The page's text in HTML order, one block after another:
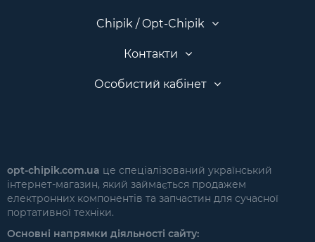
Chipik / Opt-Chipik
Контакти
Особистий кабінет
opt-chipik.com.ua це спеціалізований український
інтернет-магазин, який займається продажем
електронних компонентів та запчастин для сучасної
портативної техніки.
Основні напрямки діяльності сайту: